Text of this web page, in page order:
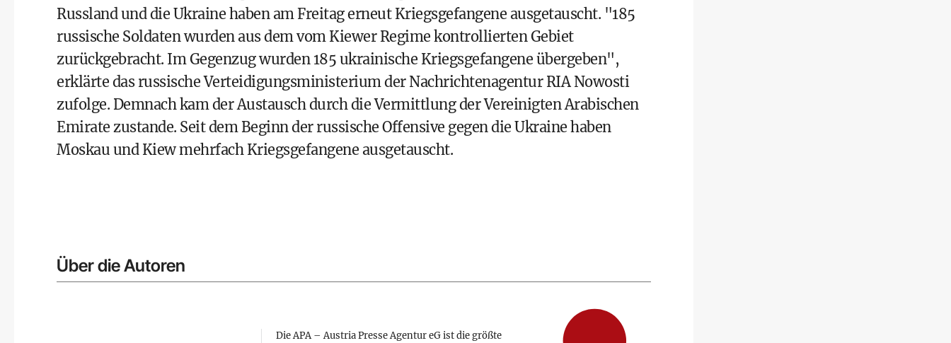
Russland und die Ukraine haben am Freitag erneut Kriegsgefangene ausgetauscht. "185
russische Soldaten wurden aus dem vom Kiewer Regime kontrollierten Gebiet
zurückgebracht. Im Gegenzug wurden 185 ukrainische Kriegsgefangene übergeben",
erklärte das russische Verteidigungsministerium der Nachrichtenagentur RIA Nowosti
zufolge. Demnach kam der Austausch durch die Vermittlung der Vereinigten Arabischen
Emirate zustande. Seit dem Beginn der russische Offensive gegen die Ukraine haben
Moskau und Kiew mehrfach Kriegsgefangene ausgetauscht.
Über die Autoren
Die APA – Austria Presse Agentur eG ist die größte